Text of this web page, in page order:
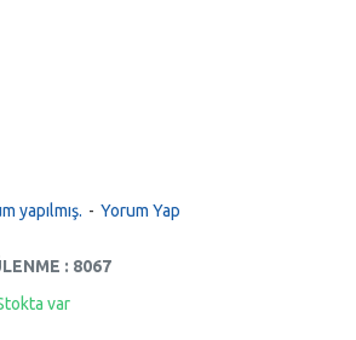
var
: 8067
yapılmış. - Yorum Yap